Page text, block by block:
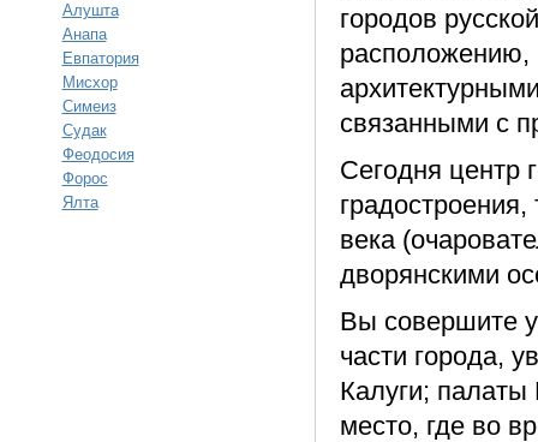
Алушта
Анапа
Евпатория
Мисхор
Симеиз
Судак
Феодосия
Форос
Ялта
городов
расположению,
связанными с
Сегодня центр
градостроения,
века
дворянскими
Вы совершите
части города,
Калуги;
место, где во